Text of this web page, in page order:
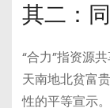
其二：
“合力”指资源
天南地北贫富
性的平等宣示。